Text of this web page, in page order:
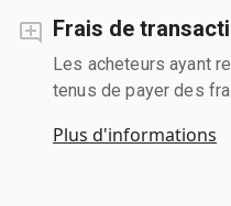
Frais de
Les acheteurs ayant
tenus de payer des
Plus d'informations